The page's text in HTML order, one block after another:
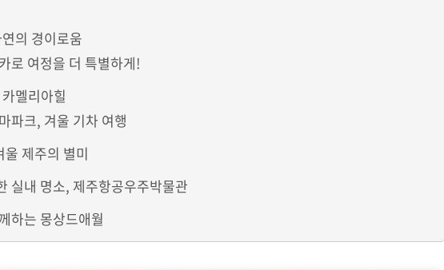
의 경이로움
로 여정을 더 특별하게!
멜리아힐
파크, 겨울 기차 여행
제주의 별미
실내 명소, 제주항공우주박물관
하는 몽상드애월